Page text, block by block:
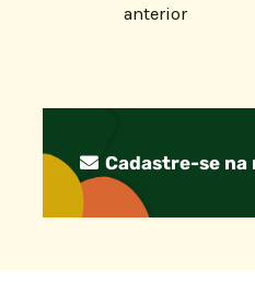
anterior
Cadastre-se na